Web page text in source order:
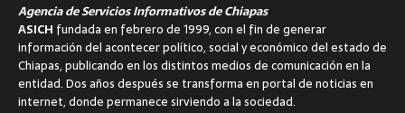
Agencia de Servicios Informativos de Chiapas
ASICH fundada en febrero de 1999, con el fin de generar
información del acontecer político, social y económico del estado de
Chiapas, publicando en los distintos medios de comunicación en la
entidad. Dos años después se transforma en portal de noticias en
internet, donde permanece sirviendo a la sociedad.